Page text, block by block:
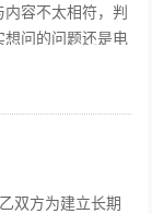
容不太相符，判
想问的问题还是电
的行业怎么样在
双方为建立长期